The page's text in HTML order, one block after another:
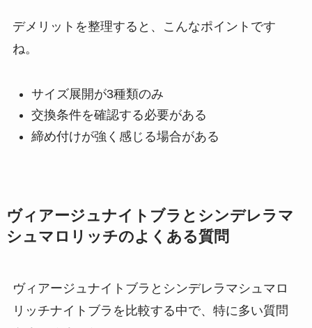
デメリットを整理すると、こんなポイントです
ね。
サイズ展開が3種類のみ
交換条件を確認する必要がある
締め付けが強く感じる場合がある
ヴィアージュナイトブラとシンデレラマ
シュマロリッチのよくある質問
ヴィアージュナイトブラとシンデレラマシュマロ
リッチナイトブラを比較する中で、特に多い質問